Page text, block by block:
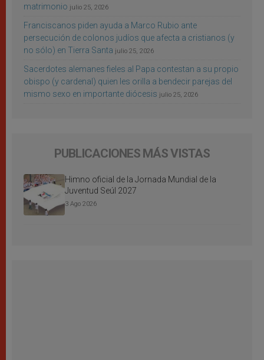
matrimonio julio 25, 2026
Franciscanos piden ayuda a Marco Rubio ante
persecución de colonos judíos que afecta a cristianos (y
no sólo) en Tierra Santa julio 25, 2026
Sacerdotes alemanes fieles al Papa contestan a su propio
obispo (y cardenal) quien les orilla a bendecir parejas del
mismo sexo en importante diócesis julio 25, 2026
PUBLICACIONES MÁS VISTAS
Himno oficial de la Jornada Mundial de la
Juventud Seúl 2027
3 Ago 2026